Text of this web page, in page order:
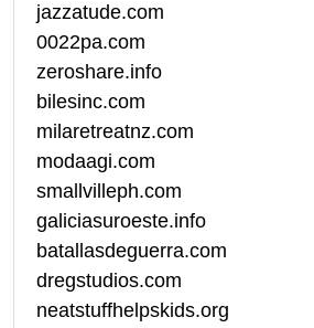
jazzatude.com
0022pa.com
zeroshare.info
bilesinc.com
milaretreatnz.com
modaagi.com
smallvilleph.com
galiciasuroeste.info
batallasdeguerra.com
dregstudios.com
neatstuffhelpskids.org